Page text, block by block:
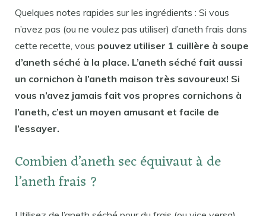
Quelques notes rapides sur les ingrédients : Si vous
n’avez pas (ou ne voulez pas utiliser) d’aneth frais dans
cette recette, vous pouvez utiliser 1 cuillère à soupe
d’aneth séché à la place. L’aneth séché fait aussi
un cornichon à l’aneth maison très savoureux! Si
vous n’avez jamais fait vos propres cornichons à
l’aneth, c’est un moyen amusant et facile de
l’essayer.
Combien d’aneth sec équivaut à de
l’aneth frais ?